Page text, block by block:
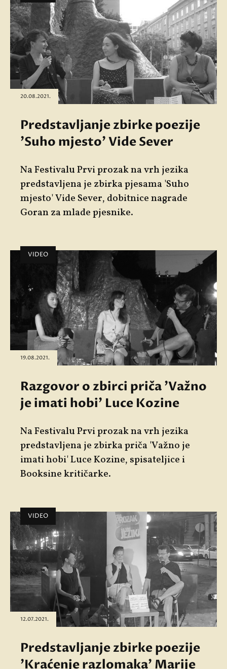
20.08.2021.
Predstavljanje zbirke poezije
'Suho mjesto' Vide Sever
Na Festivalu Prvi prozak na vrh jezika
predstavljena je zbirka pjesama 'Suho
mjesto' Vide Sever, dobitnice nagrade
Goran za mlade pjesnike.
VIDEO
19.08.2021.
Razgovor o zbirci priča 'Važno
je imati hobi' Luce Kozine
Na Festivalu Prvi prozak na vrh jezika
predstavljena je zbirka priča 'Važno je
imati hobi' Luce Kozine, spisateljice i
Booksine kritičarke.
VIDEO
12.07.2021.
Predstavljanje zbirke poezije
'Kraćenje razlomaka' Marije